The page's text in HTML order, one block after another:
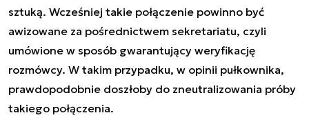
sztuką. Wcześniej takie połączenie powinno być
awizowane za pośrednictwem sekretariatu, czyli
umówione w sposób gwarantujący weryfikację
rozmówcy. W takim przypadku, w opinii pułkownika,
prawdopodobnie doszłoby do zneutralizowania próby
takiego połączenia.